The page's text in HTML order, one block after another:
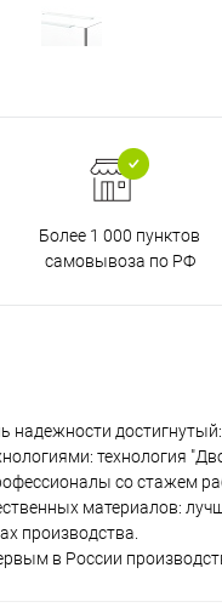
Более 1 000 пунктов
самовывоза по РФ
надежности достигнутый:
технология
со стажем
материалов:
производства.
в России